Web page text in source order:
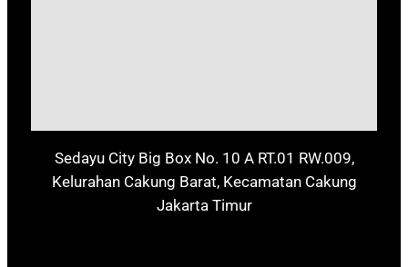
Sedayu City Big Box No. 10 A RT.01 RW.009,
Kelurahan Cakung Barat, Kecamatan Cakung
Jakarta Timur